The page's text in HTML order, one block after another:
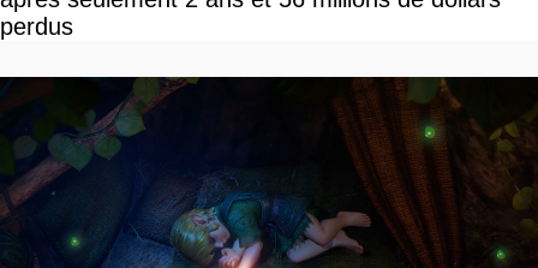
perdus